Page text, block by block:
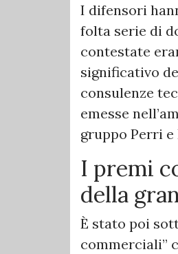
I difensori
folta serie di
contestate
significativo
consulenze
emesse
gruppo Perri e
I premi
della
È stato poi
commerciali”